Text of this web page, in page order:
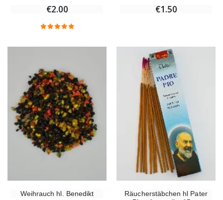
€2.00 €1.50
Weihrauch hl. Benedikt
Räucherstäbchen hl Pater